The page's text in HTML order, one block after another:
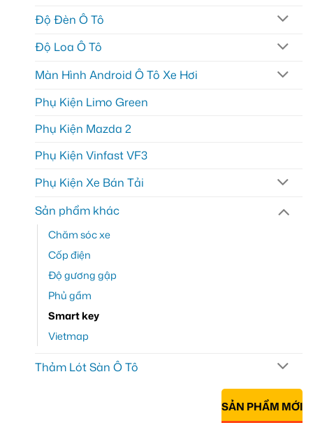
Độ Đèn Ô Tô
Độ Loa Ô Tô
Màn Hình Android Ô Tô Xe Hơi
Phụ Kiện Limo Green
Phụ Kiện Mazda 2
Phụ Kiện Vinfast VF3
Phụ Kiện Xe Bán Tải
Sản phẩm khác
Chăm sóc xe
Cốp điện
Độ gương gập
Phủ gầm
Smart key
Vietmap
Thảm Lót Sàn Ô Tô
SẢN PHẨM MỚI